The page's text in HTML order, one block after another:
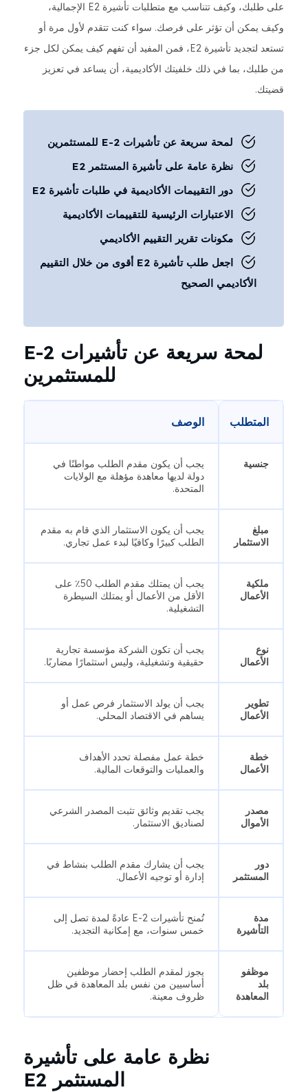
على طلبك، وكيف تتناسب مع متطلبات تأشيرة E2 الإجمالية،
وكيف يمكن أن تؤثر على فرصك. سواء كنت تتقدم لأول مرة أو
تستعد لتجديد تأشيرة E2، فمن المفيد أن تفهم كيف يمكن لكل جزء
من طلبك، بما في ذلك خلفيتك الأكاديمية، أن يساعد في تعزيز
قضيتك.
لمحة سريعة عن تأشيرات E-2 للمستثمرين
نظرة عامة على تأشيرة المستثمر E2
دور التقييمات الأكاديمية في طلبات تأشيرة E2
الاعتبارات الرئيسية للتقييمات الأكاديمية
مكونات تقرير التقييم الأكاديمي
اجعل طلب تأشيرة E2 أقوى من خلال التقييم
الأكاديمي الصحيح
لمحة سريعة عن تأشيرات E-2
للمستثمرين
المتطلب الوصف
جنسية
يجب أن يكون مقدم الطلب مواطنًا في
دولة لديها معاهدة مؤهلة مع الولايات
المتحدة.
مبلغ
الاستثمار
يجب أن يكون الاستثمار الذي قام به مقدم
الطلب كبيرًا وكافيًا لبدء عمل تجاري.
ملكية
الأعمال
يجب أن يمتلك مقدم الطلب 50٪ على
الأقل من الأعمال أو يمتلك السيطرة
التشغيلية.
نوع
الأعمال
يجب أن تكون الشركة مؤسسة تجارية
حقيقية وتشغيلية، وليس استثمارًا مضاربًا.
تطوير
الأعمال
يجب أن يولد الاستثمار فرص عمل أو
يساهم في الاقتصاد المحلي.
خطة
الأعمال
خطة عمل مفصلة تحدد الأهداف
والعمليات والتوقعات المالية.
مصدر
الأموال
يجب تقديم وثائق تثبت المصدر الشرعي
لصناديق الاستثمار.
دور
المستثمر
يجب أن يشارك مقدم الطلب بنشاط في
إدارة أو توجيه الأعمال.
مدة
التأشيرة
تُمنح تأشيرات E-2 عادةً لمدة تصل إلى
خمس سنوات، مع إمكانية التجديد.
موظفو
بلد
المعاهدة
يجوز لمقدم الطلب إحضار موظفين
أساسيين من نفس بلد المعاهدة في ظل
ظروف معينة.
نظرة عامة على تأشيرة
المستثمر E2